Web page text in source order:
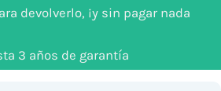
devolverlo, ¡y sin pagar nada
3 años de garantía